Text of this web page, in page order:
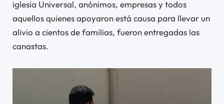
iglesia Universal, anónimos, empresas y todos
aquellos quienes apoyaron está causa para llevar un
alivio a cientos de familias, fueron entregadas las
canastas.